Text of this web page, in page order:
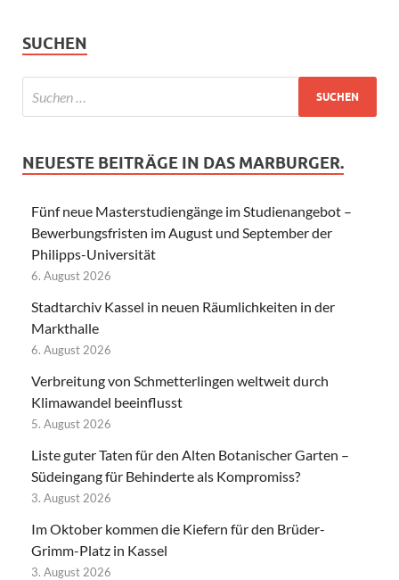
SUCHEN
NEUESTE BEITRÄGE IN DAS MARBURGER.
Fünf neue Masterstudiengänge im Studienangebot –
Bewerbungsfristen im August und September der
Philipps-Universität
6. August 2026
Stadtarchiv Kassel in neuen Räumlichkeiten in der
Markthalle
6. August 2026
Verbreitung von Schmetterlingen weltweit durch
Klimawandel beeinflusst
5. August 2026
Liste guter Taten für den Alten Botanischer Garten –
Südeingang für Behinderte als Kompromiss?
3. August 2026
Im Oktober kommen die Kiefern für den Brüder-
Grimm-Platz in Kassel
3. August 2026